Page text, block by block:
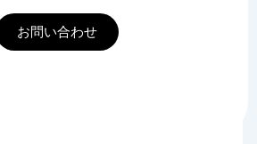
お問い合わせ